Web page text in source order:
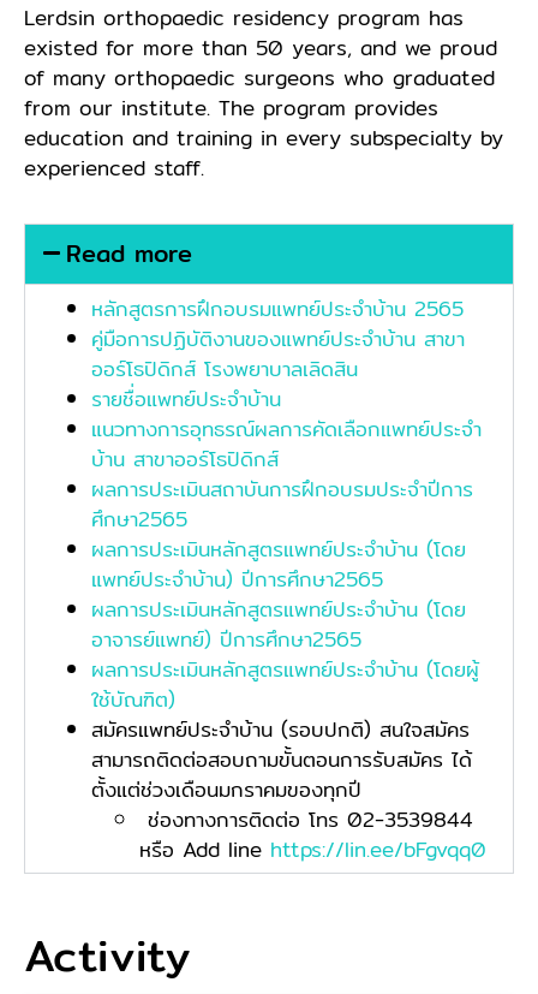
Lerdsin orthopaedic residency program has
existed for more than 50 years, and we proud
of many orthopaedic surgeons who graduated
from our institute. The program provides
education and training in every subspecialty by
experienced staff.
Read more
หลักสูตรการฝึกอบรมแพทย์ประจำบ้าน 2565
คู่มือการปฏิบัติงานของแพทย์ประจำบ้าน สาขา
ออร์โธปิดิกส์ โรงพยาบาลเลิดสิน
รายชื่อแพทย์ประจำบ้าน
แนวทางการอุทธรณ์ผลการคัดเลือกแพทย์ประจำ
บ้าน สาขาออร์โธปิดิกส์
ผลการประเมินสถาบันการฝึกอบรมประจำปีการ
ศึกษา2565
ผลการประเมินหลักสูตรแพทย์ประจำบ้าน (โดย
แพทย์ประจำบ้าน) ปีการศึกษา2565
ผลการประเมินหลักสูตรแพทย์ประจำบ้าน (โดย
อาจารย์แพทย์) ปีการศึกษา2565
ผลการประเมินหลักสูตรแพทย์ประจำบ้าน (โดยผู้
ใช้บัณฑิต)
สมัครแพทย์ประจำบ้าน (รอบปกติ) สนใจสมัคร
สามารถติดต่อสอบถามขั้นตอนการรับสมัคร ได้
ตั้งแต่ช่วงเดือนมกราคมของทุกปี
ช่องทางการติดต่อ โทร 02-3539844
หรือ Add line https://lin.ee/bFgvqq0
Activity